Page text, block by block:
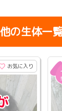
の生体一
お気に入り